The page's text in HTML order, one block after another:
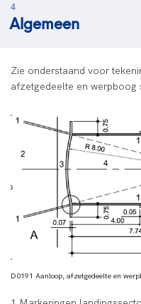
4
Algemeen
Zie onderstaand voor
afzetgedeelte en werpboog
D0191 Aanloop, afzetgedeelte en